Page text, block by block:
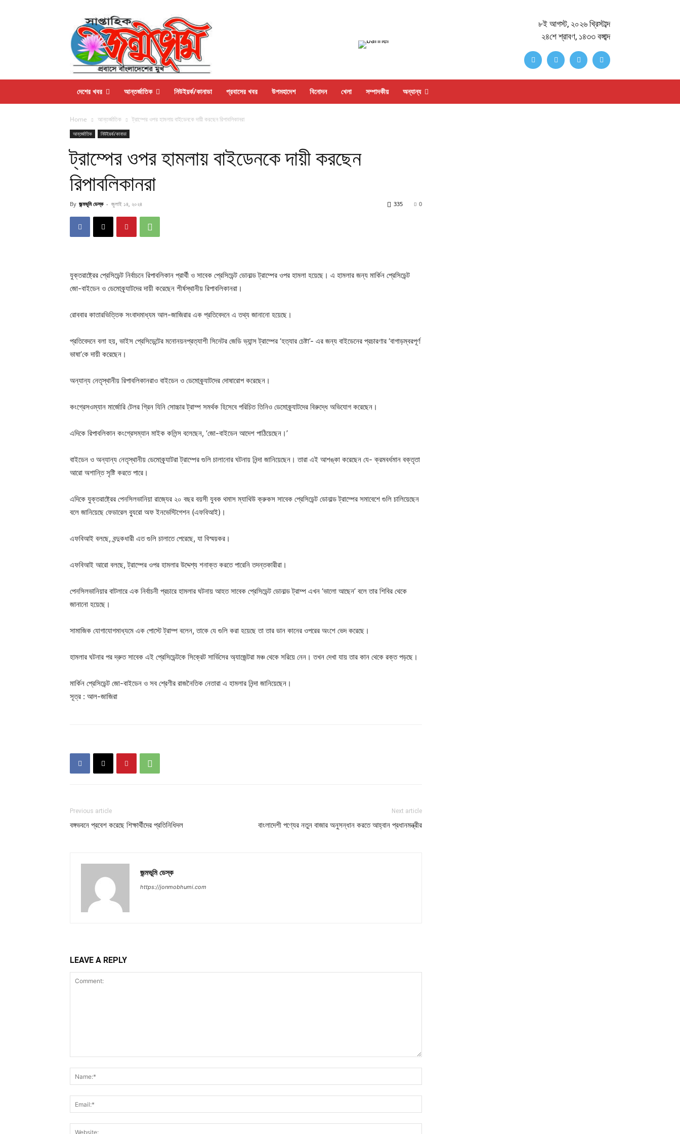
৮ই আগস্ট, ২০২৬ খ্রিস্টাব্দ
২৪শে শ্রাবণ, ১৪৩৩ বঙ্গাব্দ
দেশের খবর আন্তর্জাতিক নিউইয়র্ক/কানাডা প্রবাসের খবর উপমহাদেশ বিনোদন খেলা সম্পাদকীয় অন্যান্য
Home আন্তর্জাতিক ট্রাম্পের ওপর হামলায় বাইডেনকে দায়ী করছেন রিপাবলিকানরা
আন্তর্জাতিক নিউইয়র্ক/কানাডা
ট্রাম্পের ওপর হামলায় বাইডেনকে দায়ী করছেন
রিপাবলিকানরা
By জন্মভূমি ডেস্ক - জুলাই ১৪, ২০২৪ 0
335
যুক্তরাষ্ট্রের প্রেসিডেন্ট নির্বাচনে রিপাবলিকান প্রার্থী ও সাবেক প্রেসিডেন্ট ডোনাল্ড ট্রাম্পের ওপর হামলা হয়েছে। এ হামলার জন্য মার্কিন প্রেসিডেন্ট
জো-বাইডেন ও ডেমোক্র্যাটদের দায়ী করেছেন শীর্ষস্থানীয় রিপাবলিকানরা।
রোববার কাতারভিত্তিক সংবাদমাধ্যম আল-জাজিরার এক প্রতিবেদনে এ তথ্য জানানো হয়েছে।
প্রতিবেদনে বলা হয়, ভাইস প্রেসিডেন্টের মনোনয়নপ্রত্যাশী সিনেটর জেডি ভ্যান্স ট্রাম্পের ‘হত্যার চেষ্টা’- এর জন্য বাইডেনের প্রচারণার ‘বাগাড়ম্বরপূর্ণ
ভাষা’কে দায়ী করেছেন।
অন্যান্য নেতৃস্থানীয় রিপাবলিকানরাও বাইডেন ও ডেমোক্র্যাটদের দোষারোপ করেছেন।
কংগ্রেসওম্যান মার্জোরি টেলর গ্রিন যিনি সোচ্চার ট্রাম্প সমর্থক হিসেবে পরিচিত তিনিও ডেমোক্র্যাটদের বিরুদ্ধে অভিযোগ করেছেন।
এদিকে রিপাবলিকান কংগ্রেসম্যান মাইক কলিন্স বলেছেন, ‘জো-বাইডেন আদেশ পাঠিয়েছেন।’
বাইডেন ও অন্যান্য নেতৃস্থানীয় ডেমোক্র্যাটরা ট্রাম্পের গুলি চালানোর ঘটনায় নিন্দা জানিয়েছেন। তারা এই আশঙ্কা করেছেন যে- ক্রমবর্ধমান বক্তৃতা
আরো অশান্তি সৃষ্টি করতে পারে।
এদিকে যুক্তরাষ্ট্রের পেনসিলভানিয়া রাজ্যের ২০ বছর বয়সী যুবক থমাস ম্যাথিউ ক্রুকস সাবেক প্রেসিডেন্ট ডোনাল্ড ট্রাম্পের সমাবেশে গুলি চালিয়েছেন
বলে জানিয়েছে ফেডারেল ব্যুরো অফ ইনভেস্টিগেশন (এফবিআই)।
এফবিআই বলছে, বন্দুকধারী এত গুলি চালাতে পেরেছে, যা বিস্ময়কর।
এফবিআই আরো বলছে, ট্রাম্পের ওপর হামলার উদ্দেশ্য শনাক্ত করতে পারেনি তদন্তকারীরা।
পেনসিলভানিয়ার বাটলারে এক নির্বাচনী প্রচারে হামলার ঘটনায় আহত সাবেক প্রেসিডেন্ট ডোনাল্ড ট্রাম্প এখন ‘ভালো আছেন’ বলে তার শিবির থেকে
জানানো হয়েছে।
সামাজিক যোগাযোগমাধ্যমে এক পোস্টে ট্রাম্প বলেন, তাকে যে গুলি করা হয়েছে তা তার ডান কানের ওপরের অংশে ভেদ করেছে।
হামলার ঘটনার পর দ্রুত সাবেক এই প্রেসিডেন্টকে সিক্রেট সার্ভিসের অ্যাজেন্টরা মঞ্চ থেকে সরিয়ে নেন। তখন দেখা যায় তার কান থেকে রক্ত পড়ছে।
মার্কিন প্রেসিডেন্ট জো-বাইডেন ও সব শ্রেণীর রাজনৈতিক নেতারা এ হামলার নিন্দা জানিয়েছেন।
সূত্র : আল-জাজিরা
Previous article
বঙ্গভবনে প্রবেশ করেছে শিক্ষার্থীদের প্রতিনিধিদল
Next article
বাংলাদেশী পণ্যের নতুন বাজার অনুসন্ধান করতে আহ্বান প্রধানমন্ত্রীর
জন্মভূমি ডেস্ক
https://jonmobhumi.com
LEAVE A REPLY